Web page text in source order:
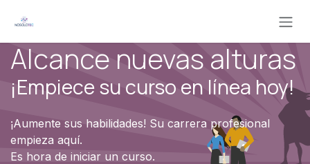
Alcance nuevas alturas
¡Empiece su curso en línea hoy!
¡Aumente sus habilidades! Su carrera profesional
empieza aquí.
Es hora de iniciar un curso.